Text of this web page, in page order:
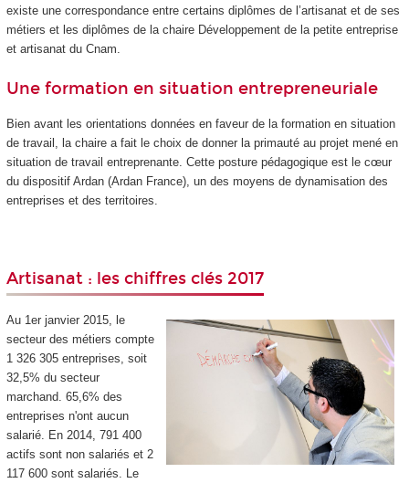
existe une correspondance entre certains diplômes de l’artisanat et de ses
métiers et les diplômes de la chaire Développement de la petite entreprise
et artisanat du Cnam.
Une formation en situation entrepreneuriale
Bien avant les orientations données en faveur de la formation en situation
de travail, la chaire a fait le choix de donner la primauté au projet mené en
situation de travail entreprenante. Cette posture pédagogique est le cœur
du dispositif Ardan (Ardan France), un des moyens de dynamisation des
entreprises et des territoires.
Artisanat : les chiffres clés 2017
Au 1er janvier 2015, le
secteur des métiers compte
1 326 305 entreprises, soit
32,5% du secteur
marchand. 65,6% des
entreprises n'ont aucun
salarié. En 2014, 791 400
actifs sont non salariés et 2
117 600 sont salariés. Le